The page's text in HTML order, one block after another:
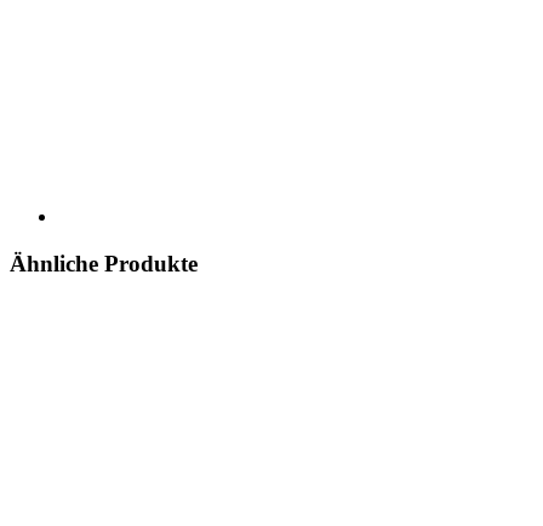
Ähnliche Produkte